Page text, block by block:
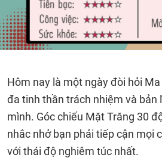
Hôm nay là một ngày đòi hỏi
đa tinh thần trách nhiệm và bản
mình. Góc chiếu Mặt Trăng 30
nhắc nhở bạn phải tiếp cận mọi
với thái độ nghiêm túc nhất.